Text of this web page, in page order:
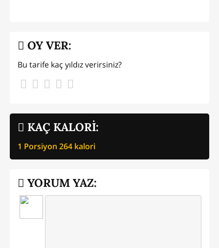
KAÇ KALORİ:
1 Porsiyon 264 kalori
OY VER:
Bu tarife kaç yıldız verirsiniz?
YORUM YAZ: